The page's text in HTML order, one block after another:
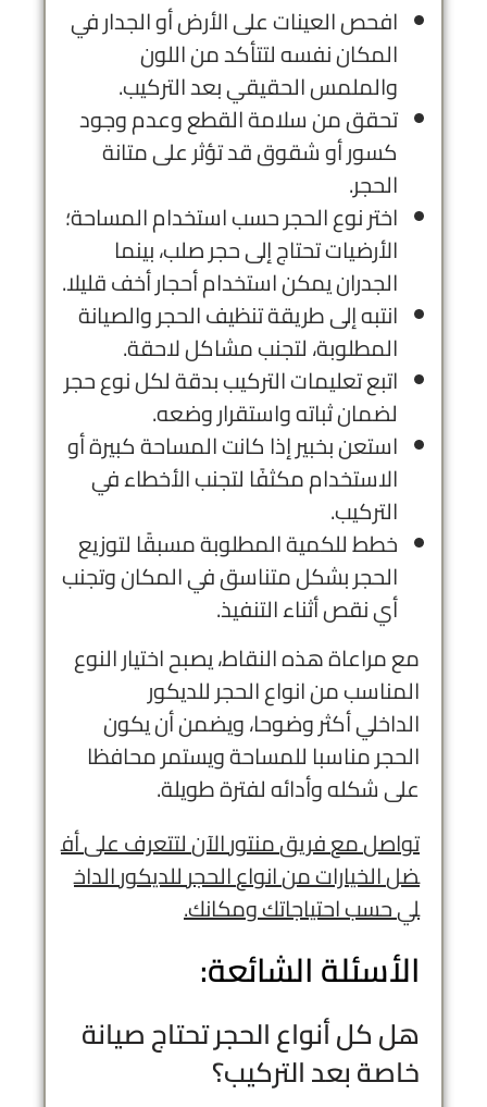
افحص العينات على الأرض أو الجدار في
المكان نفسه لتتأكد من اللون
والملمس الحقيقي بعد التركيب.
تحقق من سلامة القطع وعدم وجود
كسور أو شقوق قد تؤثر على متانة
الحجر.
اختر نوع الحجر حسب استخدام المساحة؛
الأرضيات تحتاج إلى حجر صلب، بينما
الجدران يمكن استخدام أحجار أخف قليلا.
انتبه إلى طريقة تنظيف الحجر والصيانة
المطلوبة، لتجنب مشاكل لاحقة.
اتبع تعليمات التركيب بدقة لكل نوع حجر
لضمان ثباته واستقرار وضعه.
استعن بخبير إذا كانت المساحة كبيرة أو
الاستخدام مكثفًا لتجنب الأخطاء في
التركيب.
خطط للكمية المطلوبة مسبقًا لتوزيع
الحجر بشكل متناسق في المكان وتجنب
أي نقص أثناء التنفيذ.
مع مراعاة هذه النقاط، يصبح اختيار النوع
المناسب من انواع الحجر للديكور
الداخلي أكثر وضوحا، ويضمن أن يكون
الحجر مناسبا للمساحة ويستمر محافظا
على شكله وأدائه لفترة طويلة.
تواصلمعفريقمنتورالآنلتتعرفعلىأف
ضلالخياراتمنانواعالحجرللديكورالداخ
ليحسباحتياجاتكومكانك.
الأسئلة الشائعة:
هل كل أنواع الحجر تحتاج صيانة
خاصة بعد التركيب؟